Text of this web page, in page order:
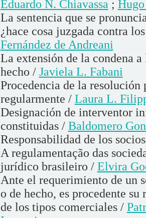
Eduardo N. Chiavassa;
La sentencia que se
¿hace cosa juzgada contra
Fernández de Andreani
La extensión de la condena
hecho / Javiela L. Fabani
Procedencia de la resolución
regularmente / Laura L.
Designación de interventor
constituidas / Baldomero
Responsabilidad de los
A regulamentação das
jurídico brasileiro / Elvira
Ante el requerimiento de un
o de hecho, es procedente
de los tipos comerciales /